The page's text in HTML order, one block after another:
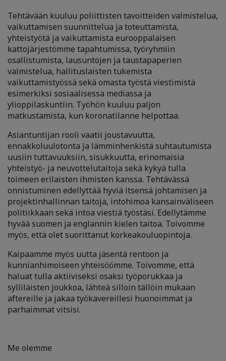
Tehtävään kuuluu poliittisten tavoitteiden valmistelua,
vaikuttamisen suunnittelua ja toteuttamista,
yhteistyötä ja vaikuttamista eurooppalaisen
kattojärjestömme tapahtumissa, työryhmiin
osallistumista, lausuntojen ja taustapaperien
valmistelua, hallituslaisten tukemista
vaikuttamistyössä sekä omasta työstä viestimistä
esimerkiksi sosiaalisessa mediassa ja
ylioppilaskuntiin. Työhön kuuluu paljon
matkustamista, kun koronatilanne helpottaa.
Asiantuntijan rooli vaatii joustavuutta,
ennakkoluulotonta ja lämminhenkistä suhtautumista
uusiin tuttavuuksiin, sisukkuutta, erinomaisia
yhteistyö- ja neuvottelutaitoja sekä kykyä tulla
toimeen erilaisten ihmisten kanssa. Tehtävässä
onnistuminen edellyttää hyviä itsensä johtamisen ja
projektinhallinnan taitoja, intohimoa kansainväliseen
politiikkaan sekä intoa viestiä työstäsi. Edellytämme
hyvää suomen ja englannin kielen taitoa. Toivomme
myös, että olet suorittanut korkeakouluopintoja.
Kaipaamme myös uutta jäsentä rentoon ja
kunnianhimoiseen yhteisöömme. Toivomme, että
haluat tulla aktiiviseksi osaksi työporukkaa ja
sylliläisten joukkoa, lähteä silloin tällöin mukaan
aftereille ja jakaa työkavereillesi huonoimmat ja
parhaimmat vitsisi.
Me olemme